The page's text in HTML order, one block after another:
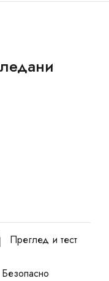
Преглед и тест
Безопасно